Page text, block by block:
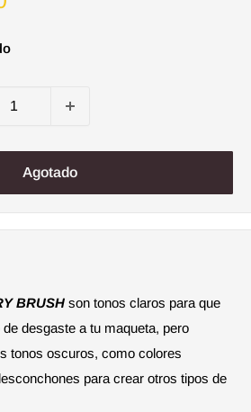
Agotado
BRUSH son tonos claros para que
desgaste a tu maqueta, pero
tonos oscuros, como colores
para crear otros tipos de